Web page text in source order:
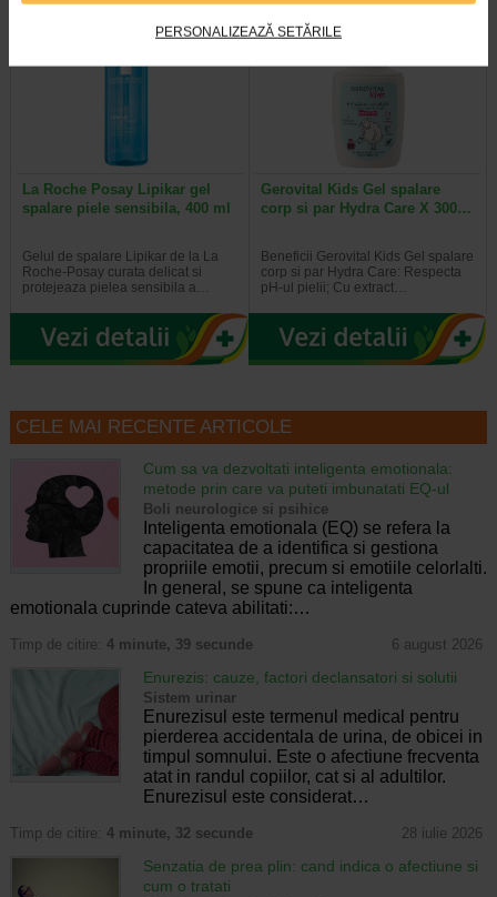
PERSONALIZEAZĂ SETĂRILE
Preț redus: 50.77 Lei
La Roche Posay Lipikar gel
spalare piele sensibila, 400 ml
Gelul de spalare Lipikar de la La
Roche-Posay curata delicat si
protejeaza pielea sensibila a…
Gerovital Kids Gel spalare
corp si par Hydra Care X 300…
Beneficii Gerovital Kids Gel spalare
corp si par Hydra Care: Respecta
pH-ul pielii; Cu extract…
CELE MAI RECENTE ARTICOLE
Cum sa va dezvoltati inteligenta emotionala:
metode prin care va puteti imbunatati EQ-ul
Boli neurologice si psihice
Inteligenta emotionala (EQ) se refera la
capacitatea de a identifica si gestiona
propriile emotii, precum si emotiile celorlalti.
In general, se spune ca inteligenta
emotionala cuprinde cateva abilitati:…
Timp de citire: 4 minute, 39 secunde 6 august 2026
Enurezis: cauze, factori declansatori si solutii
Sistem urinar
Enurezisul este termenul medical pentru
pierderea accidentala de urina, de obicei in
timpul somnului. Este o afectiune frecventa
atat in randul copiilor, cat si al adultilor.
Enurezisul este considerat…
Timp de citire: 4 minute, 32 secunde 28 iulie 2026
Senzatia de prea plin: cand indica o afectiune si
cum o tratati